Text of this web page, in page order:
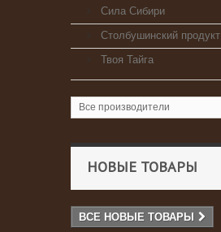
Сила Сибири
Столбушинский продукт
Твоя Тайга
Все производители
НОВЫЕ ТОВАРЫ
ВСЕ НОВЫЕ ТОВАРЫ